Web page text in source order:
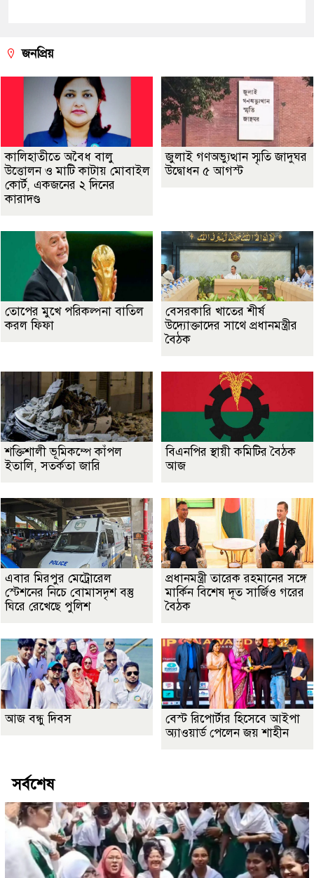
জনপ্রিয়
কালিহাতীতে অবৈধ বালু
উত্তোলন ও মাটি কাটায় মোবাইল
কোর্ট, একজনের ২ দিনের
কারাদণ্ড
জুলাই গণঅভ্যুত্থান স্মৃতি জাদুঘর
উদ্বোধন ৫ আগস্ট
তোপের মুখে পরিকল্পনা বাতিল
করল ফিফা
বেসরকারি খাতের শীর্ষ
উদ্যোক্তাদের সাথে প্রধানমন্ত্রীর
বৈঠক
শক্তিশালী ভূমিকম্পে কাঁপল
ইতালি, সতর্কতা জারি
বিএনপির স্থায়ী কমিটির বৈঠক
আজ
এবার মিরপুর মেট্রোরেল
স্টেশনের নিচে বোমাসদৃশ বস্তু
ঘিরে রেখেছে পুলিশ
প্রধানমন্ত্রী তারেক রহমানের সঙ্গে
মার্কিন বিশেষ দূত সার্জিও গরের
বৈঠক
আজ বন্ধু দিবস
বেস্ট রিপোর্টার হিসেবে আইপা
অ্যাওয়ার্ড পেলেন জয় শাহীন
সর্বশেষ